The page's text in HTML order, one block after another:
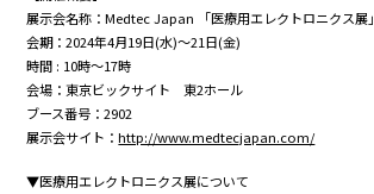
展示会名称：Medtec Japan 「医療用エレクトロニクス展」
会期：2024年4月19日(水)～21日(金)
時間 : 10時～17時
会場：東京ビックサイト 東2ホール
ブース番号：2902
展示会サイト：http://www.medtecjapan.com/
▼医療用エレクトロニクス展について